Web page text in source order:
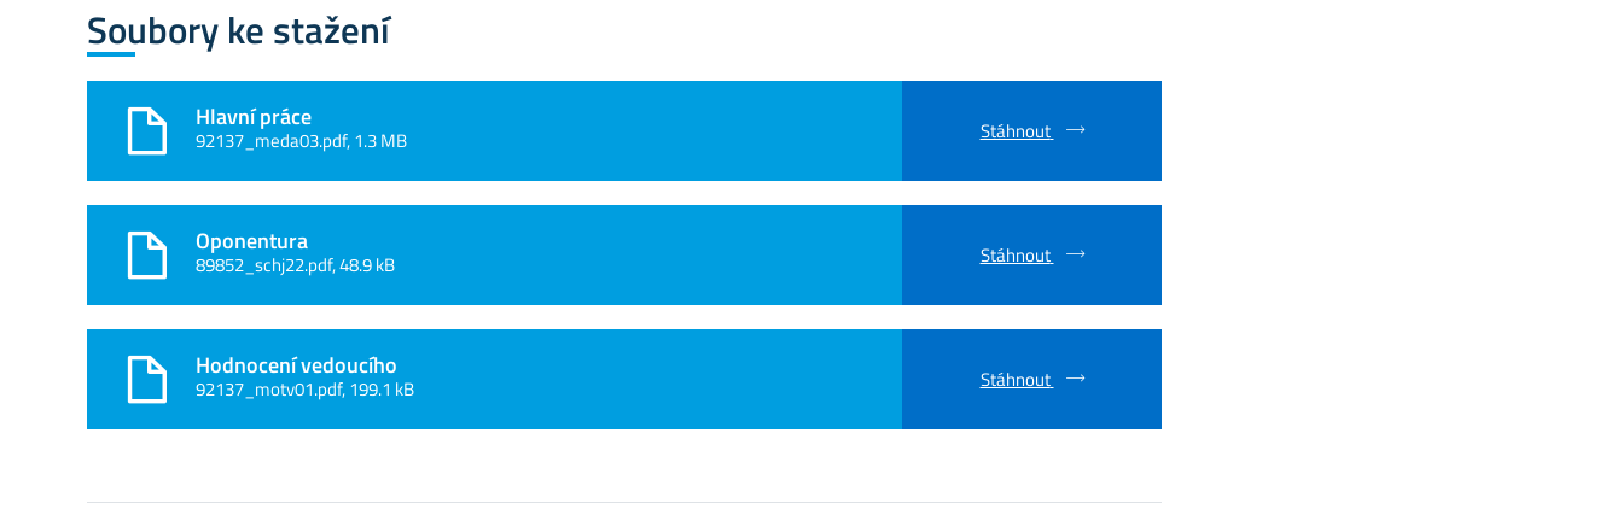
Soubory ke stažení
Hlavní práce
92137_meda03.pdf, 1.3 MB Stáhnout
Oponentura
89852_schj22.pdf, 48.9 kB Stáhnout
Hodnocení vedoucího
92137_motv01.pdf, 199.1 kB Stáhnout